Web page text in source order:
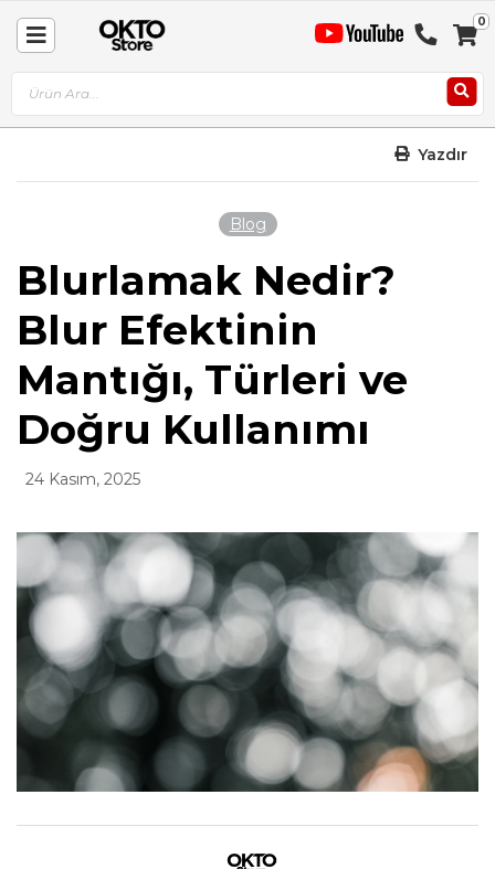
Toggle
Nav
0
Yazdır
Blog
Blurlamak Nedir?
Blur Efektinin
Mantığı, Türleri ve
Doğru Kullanımı
24 Kasım, 2025